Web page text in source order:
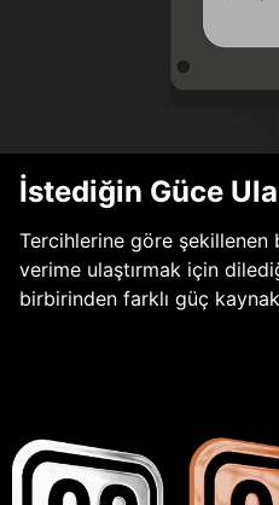
İstediğin Güce
Tercihlerine göre şekillenen
verime ulaştırmak için
birbirinden farklı güç